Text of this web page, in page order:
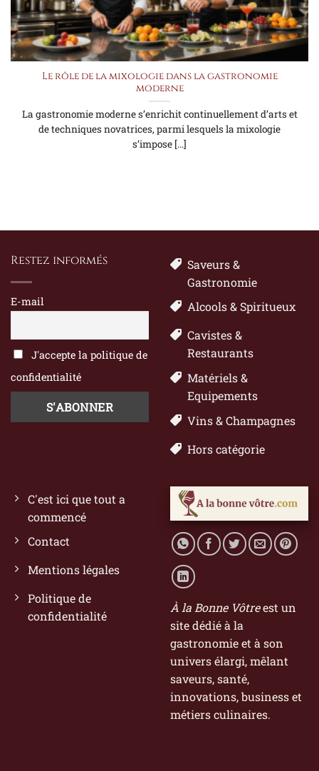
Le rôle de la mixologie dans la gastronomie
moderne
La gastronomie moderne s’enrichit continuellement d’arts et
de techniques novatrices, parmi lesquels la mixologie
s’impose [...]
Restez informés
E-mail
J'accepte la politique de
confidentialité
Saveurs &
Gastronomie
Alcools & Spiritueux
Cavistes &
Restaurants
Matériels &
Equipements
Vins & Champagnes
Hors catégorie
C'est ici que tout a
commencé
Contact
Mentions légales
Politique de
confidentialité
À la Bonne Vôtreest un
site dédié à la
gastronomie et à son
univers élargi, mêlant
saveurs, santé,
innovations, business et
métiers culinaires.